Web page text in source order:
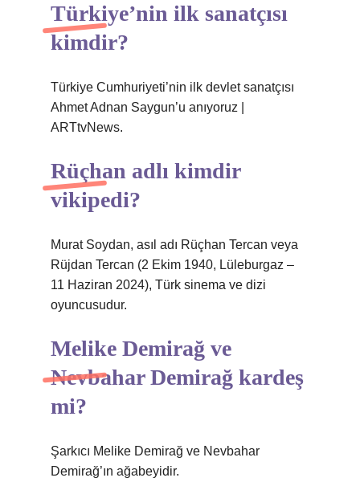
Türkiye’nin ilk sanatçısı
kimdir?
Türkiye Cumhuriyeti’nin ilk devlet sanatçısı
Ahmet Adnan Saygun’u anıyoruz |
ARTtvNews.
Rüçhan adlı kimdir
vikipedi?
Murat Soydan, asıl adı Rüçhan Tercan veya
Rüjdan Tercan (2 Ekim 1940, Lüleburgaz –
11 Haziran 2024), Türk sinema ve dizi
oyuncusudur.
Melike Demirağ ve
Nevbahar Demirağ kardeş
mi?
Şarkıcı Melike Demirağ ve Nevbahar
Demirağ’ın ağabeyidir.